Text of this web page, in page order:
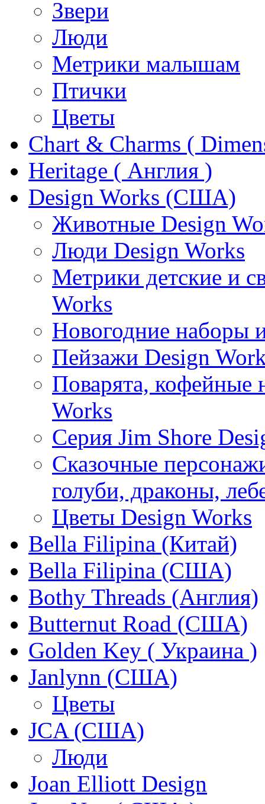
Звери
Люди
Метрики малышам
Птички
Цветы
Chart & Charms (
Heritage ( Англия )
Design Works (США)
Животные Design
Люди Design Works
Метрики детские и
Works
Новогодние наборы
Пейзажи Design
Поварята, кофейные
Works
Серия Jim Shore
Сказочные
голуби, драконы,
Цветы Design Works
Bella Filipina (Китай)
Bella Filipina (США)
Bothy Threads (Англия)
Butternut Road (США)
Golden Key ( Украина )
Janlynn (США)
Цветы
JCA (США)
Люди
Joan Elliott Design